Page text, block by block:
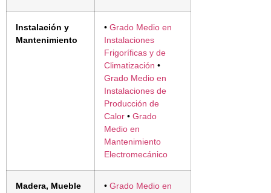
Instalación y
Mantenimiento
• Grado Medio en
Instalaciones
Frigoríficas y de
Climatización •
Grado Medio en
Instalaciones de
Producción de
Calor • Grado
Medio en
Mantenimiento
Electromecánico
Madera, Mueble
• Grado Medio en